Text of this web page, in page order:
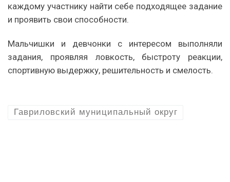
каждому участнику найти себе подходящее задание
и проявить свои способности.
Мальчишки и девчонки с интересом выполняли
задания, проявляя ловкость, быстроту реакции,
спортивную выдержку, решительность и смелость.
Гавриловский муниципальный округ